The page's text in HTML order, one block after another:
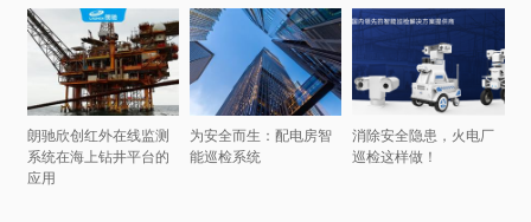
朗驰欣创红外在线监测
系统在海上钻井平台的
应用
为安全而生：配电房智
能巡检系统
消除安全隐患，火电厂
巡检这样做！